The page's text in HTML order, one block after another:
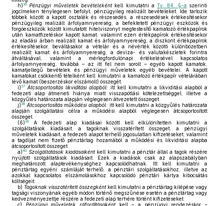
h)36 Pénzügyi műveletek bevételekéntkell kimutatni aTv. 84. §-a szerinti
jogcímeken ténylegesen befolyt, pénzügyileg realizált bevételeket. Ide tartozik
többek között a kapott osztalék és részesedés, a részesedések értékesítésekor
pénzügyileg realizált árfolyamnyereség, a befektetett pénzügyi eszközök és
forgóeszközök között kimutatott hitelviszonyt megtestesítő kamatozó értékpapírok
után kamatfizetéskor kapott kamat, valamint ezen értékpapírok értékesítésekor
az eladási árban realizált kamat és árfolyamnyereség, a diszkont értékpapírok
értékesítésekor, beváltásakor a vételár és a névérték közötti különbözetben
realizált kamat és árfolyamnyereség, a deviza- és valutakészletek forintra
átváltásával, valamint a mérlegfordulónapi értékelésével kapcsolatos
árfolyamnyereség, továbbá – az itt fel nem sorolt – egyéb kapott kamatok,
kamatjellegű bevételek és pénzügyi műveletek egyéb bevételei. A kapott
kamatokat csökkentő tételként kell kimutatni a kamatozó értékpapír vételárában
lévő kamat (beszerzéskor elszámolt) összegét.
i)37 Átcsoportosítás likviditási alapból: itt kell kimutatni a likviditási alapból a
fedezeti alap átmeneti hiánya miatt visszapótlási kötelezettséggel, illetve a
közgyűlés határozata alapján véglegesen átvezetett összeget.
j)38 Átcsoportosítás működési alapból: itt kell kimutatni a közgyűlés határozata
alapján szolgáltatási célra a működési alapból véglegesen átcsoportosított
összeget.
(6)39
A fedezeti alap kiadásai között kell elkülönítetten kimutatni a
szolgáltatások kiadásait, a tagoknak visszatérített összeget, a pénzügyi
műveletek kiadásait, a fedezeti alapot terhelő jogosulatlan kifizetéseket, valamint
a tagdíjat nem fizető pénztártag hozamából a működési és likviditási alapba
átcsoportosított összeget.
a)40 Szolgáltatások kiadásaiként kell kimutatni a pénztár által a tagok részére
nyújtott szolgáltatások kiadásait. Ezek a kiadások csak az alapszabályban
meghatározott alaptevékenységhez kapcsolódhatnak. Itt kell kimutatni a
pénztártag egyéni számláját terhelő, a pénztári szolgáltatásokhoz, illetve az
azokkal kapcsolatos elszámolásokhoz kapcsolódó pénztári kártya kibocsátás
költségeit.
b) Tagoknak visszatérített összegkéntkell kimutatni a pénztártag kilépése vagy
tagsági viszonyának egyéb módon történő megszűnése esetén a pénztártag vagy
kedvezményezettje részére a fedezeti alap terhére történt kifizetéseket.
c)
Pénzügyi műveletek ráfordításakéntkell – a pénzügyi rendezéskor –